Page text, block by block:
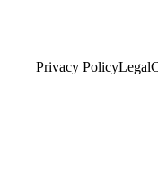
Privacy PolicyLegal